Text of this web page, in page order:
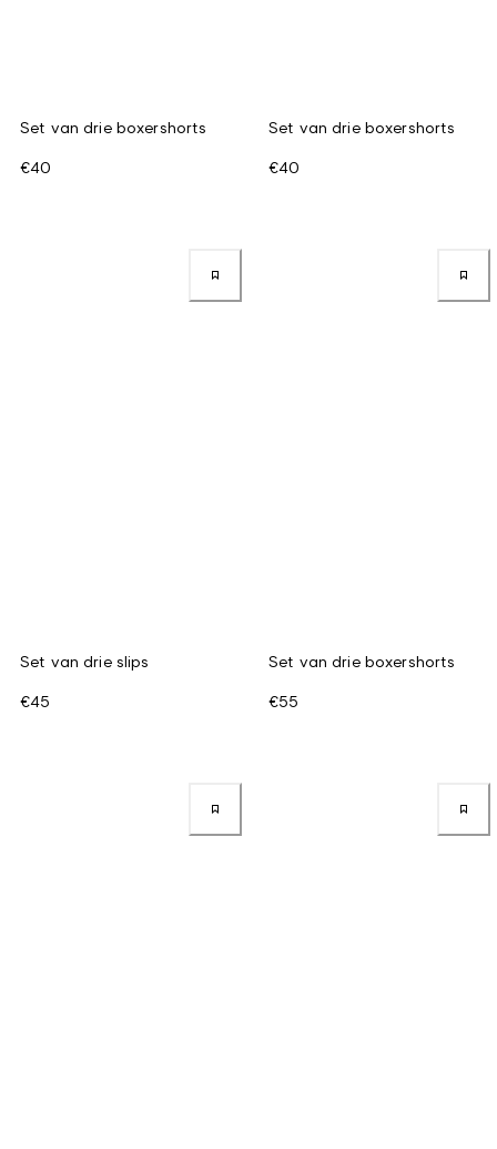
Set van drie boxershorts
€40
Set van drie boxershorts
€40
Set van drie slips
€45
Set van drie boxershorts
€55